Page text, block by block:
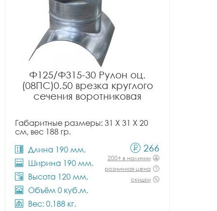
Ф125/Ф315-30 Рулон оц.
(08ПС)0.50 врезка круглого
сечения воротниковая
Габаритные размеры: 31 X 31 X 20
см, вес 188 гр.
Длина 190 мм.
Ширина 190 мм.
Высота 120 мм.
Объём 0 куб.м.
Вес: 0.188 кг.
266
200+ в наличии
розничная цена
скидки